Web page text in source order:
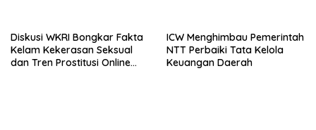
Diskusi WKRI Bongkar Fakta
Kelam Kekerasan Seksual
dan Tren Prostitusi Online
ICW Menghimbau Pemerintah
NTT Perbaiki Tata Kelola
Keuangan Daerah